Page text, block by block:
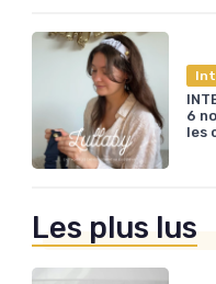
6
les
Les plus lus